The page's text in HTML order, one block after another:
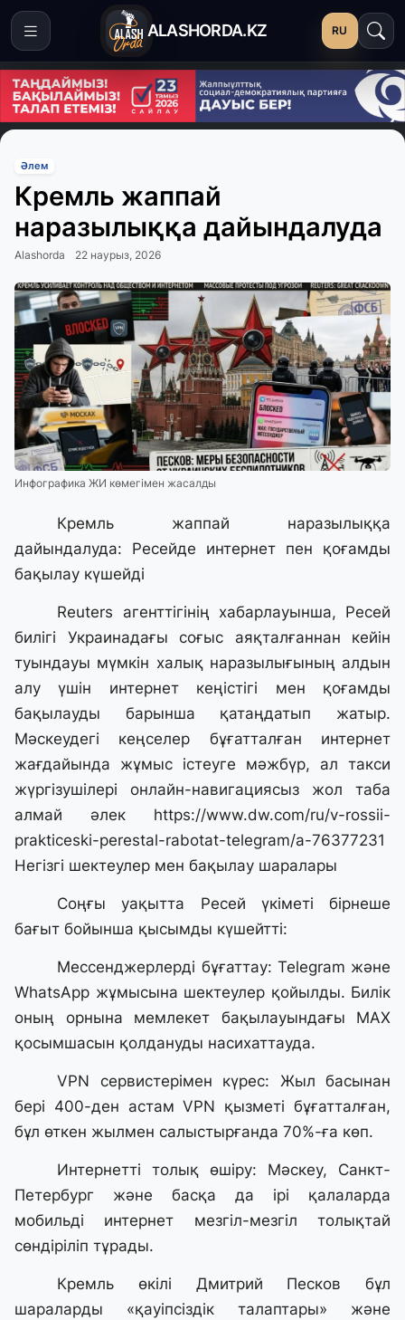
ALASHORDA.KZ RU
Әлем
Кремль жаппай
наразылыққа дайындалуда
Alashorda 22 наурыз, 2026
Инфографика ЖИ көмегімен жасалды
Кремль жаппай наразылыққа
дайындалуда: Ресейде интернет пен қоғамды
бақылау күшейді
Reuters агенттігінің хабарлауынша, Ресей
билігі Украинадағы соғыс аяқталғаннан кейін
туындауы мүмкін халық наразылығының алдын
алу үшін интернет кеңістігі мен қоғамды
бақылауды барынша қатаңдатып жатыр.
Мәскеудегі кеңселер бұғатталған интернет
жағдайында жұмыс істеуге мәжбүр, ал такси
жүргізушілері онлайн-навигациясыз жол таба
алмай әлек https://www.dw.com/ru/v-rossii-
prakticeski-perestal-rabotat-telegram/a-76377231
Негізгі шектеулер мен бақылау шаралары
Соңғы уақытта Ресей үкіметі бірнеше
бағыт бойынша қысымды күшейтті:
Мессенджерлерді бұғаттау: Telegram және
WhatsApp жұмысына шектеулер қойылды. Билік
оның орнына мемлекет бақылауындағы MAX
қосымшасын қолдануды насихаттауда.
VPN сервистерімен күрес: Жыл басынан
бері 400-ден астам VPN қызметі бұғатталған,
бұл өткен жылмен салыстырғанда 70%-ға көп.
Интернетті толық өшіру: Мәскеу, Санкт-
Петербург және басқа да ірі қалаларда
мобильді интернет мезгіл-мезгіл толықтай
сөндіріліп тұрады.
Кремль өкілі Дмитрий Песков бұл
шараларды «қауіпсіздік талаптары» және